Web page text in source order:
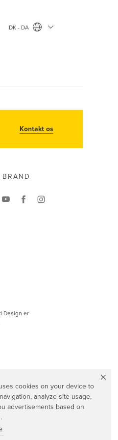
cookies on your device to
analyze site usage,
advertisements based on
DK - DA
Kontakt os
Design er